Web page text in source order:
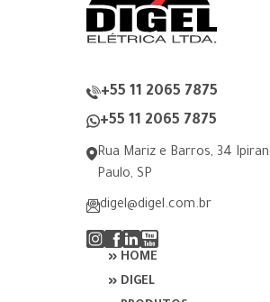
+55 11 2065 7875
+55 11 2065 7875
Rua Mariz e Barros, 34
Paulo, SP
digel@digel.com.br
» HOME
» DIGEL